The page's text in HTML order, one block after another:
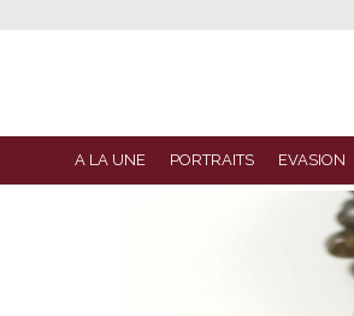
A LA UNE PORTRAITS EVASION